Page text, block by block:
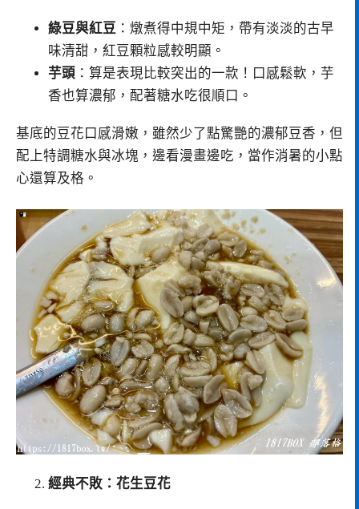
綠豆與紅豆 ：燉煮得中規中矩，帶有淡淡的古早
味清甜，紅豆顆粒感較明顯。
芋頭 ：算是表現比較突出的一款！口感鬆軟，芋
香也算濃郁，配著糖水吃很順口。
基底的豆花口感滑嫩，雖然少了點驚艷的濃郁豆香，但
配上特調糖水與冰塊，邊看漫畫邊吃，當作消暑的小點
心還算及格。
經典不敗：花生豆花